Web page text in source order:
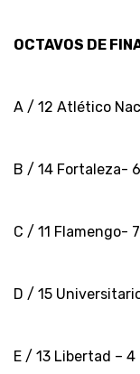
OCTAVOS DE
A / 12 Atlético
B / 14 Fortaleza-
C / 11 Flamengo-
D / 15
E / 13 Libertad –